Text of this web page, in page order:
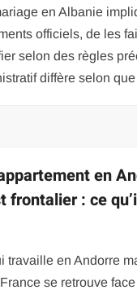
en Albanie
officiels, de les
selon des règles
diffère selon
en
frontalier : ce
travaille en Andorre
se retrouve